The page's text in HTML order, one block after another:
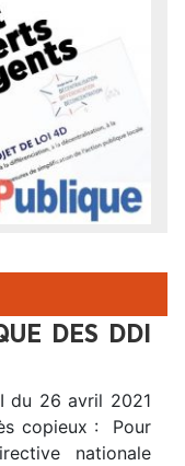
DES DDI
du 26 avril 2021
copieux : Pour
nationale